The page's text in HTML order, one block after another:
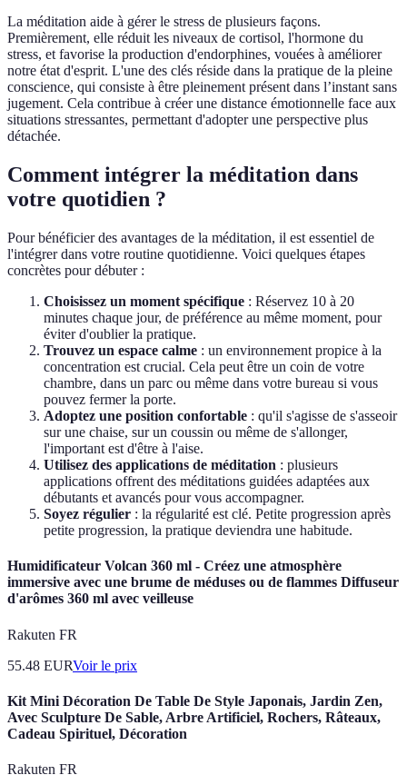
La méditation aide à gérer le stress de plusieurs façons.
Premièrement, elle réduit les niveaux de cortisol, l'hormone du
stress, et favorise la production d'endorphines, vouées à améliorer
notre état d'esprit. L'une des clés réside dans la pratique de la pleine
conscience, qui consiste à être pleinement présent dans l’instant sans
jugement. Cela contribue à créer une distance émotionnelle face aux
situations stressantes, permettant d'adopter une perspective plus
détachée.
Comment intégrer la méditation dans
votre quotidien ?
Pour bénéficier des avantages de la méditation, il est essentiel de
l'intégrer dans votre routine quotidienne. Voici quelques étapes
concrètes pour débuter :
Choisissez un moment spécifique : Réservez 10 à 20
minutes chaque jour, de préférence au même moment, pour
éviter d'oublier la pratique.
Trouvez un espace calme : un environnement propice à la
concentration est crucial. Cela peut être un coin de votre
chambre, dans un parc ou même dans votre bureau si vous
pouvez fermer la porte.
Adoptez une position confortable : qu'il s'agisse de s'asseoir
sur une chaise, sur un coussin ou même de s'allonger,
l'important est d'être à l'aise.
Utilisez des applications de méditation : plusieurs
applications offrent des méditations guidées adaptées aux
débutants et avancés pour vous accompagner.
Soyez régulier : la régularité est clé. Petite progression après
petite progression, la pratique deviendra une habitude.
Humidificateur Volcan 360 ml - Créez une atmosphère
immersive avec une brume de méduses ou de flammes Diffuseur
d'arômes 360 ml avec veilleuse
Rakuten FR
55.48 EURVoir le prix
Kit Mini Décoration De Table De Style Japonais, Jardin Zen,
Avec Sculpture De Sable, Arbre Artificiel, Rochers, Râteaux,
Cadeau Spirituel, Décoration
Rakuten FR